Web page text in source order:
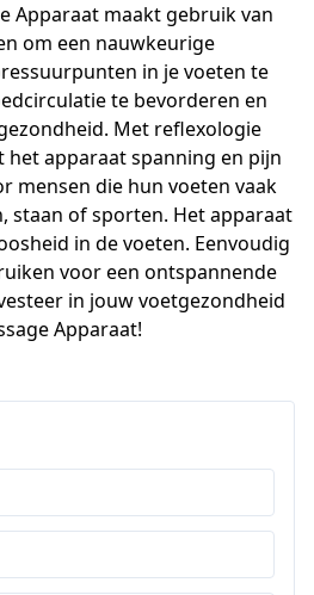
Apparaat maakt gebruik van
om een nauwkeurige
in je voeten te
te bevorderen en
Met reflexologie
apparaat spanning en pijn
mensen die hun voeten vaak
staan of sporten. Het apparaat
in de voeten. Eenvoudig
voor een ontspannende
in jouw voetgezondheid
Apparaat!